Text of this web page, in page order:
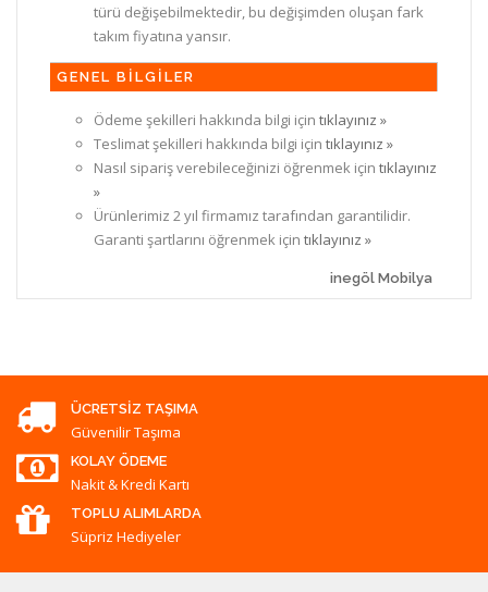
türü değişebilmektedir, bu değişimden oluşan fark
takım fiyatına yansır.
GENEL BİLGİLER
Ödeme şekilleri hakkında bilgi için tıklayınız »
Teslimat şekilleri hakkında bilgi için tıklayınız »
Nasıl sipariş verebileceğinizi öğrenmek için tıklayınız
»
Ürünlerimiz 2 yıl firmamız tarafından garantilidir.
Garanti şartlarını öğrenmek için tıklayınız »
inegöl Mobilya
ÜCRETSIZ TAŞIMA
Güvenilir Taşıma
KOLAY ÖDEME
Nakit & Kredi Kartı
TOPLU ALIMLARDA
Süpriz Hediyeler